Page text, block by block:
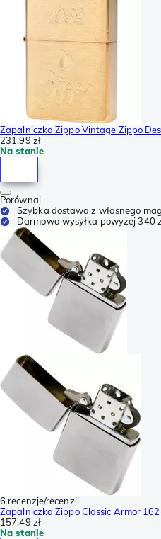
Zapalniczka Zippo Vintage Zippo
231,99 zł
Na stanie
Porównaj
Szybka dostawa z własnego
Darmowa wysyłka powyżej 340
6 recenzje/recenzji
Zapalniczka Zippo Classic Armor
157,49 zł
Na stanie